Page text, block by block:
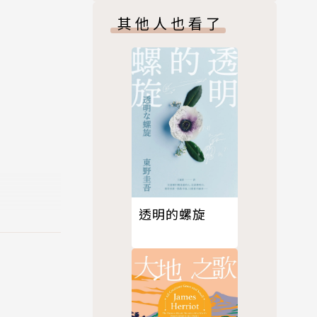
她打從
戀愛結
斷見證
其他人也看了
透明的螺旋